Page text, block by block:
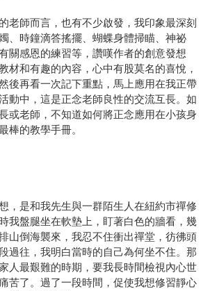
老師而言，也有不少啟發，我印象最深刻
、時鐘滴答搖擺、蝴蝶身體掃瞄、神祕
關感恩的練習等，讚嘆作者的創意發想
材和有趣的內容，心中有股莫名的喜悅，
後再看一次記下重點，馬上應用在我正帶
動中，這是正念老師良性的交流互長。如
或老師，不知道如何將正念應用在小孩身
棒的教學手冊。
，是和我先生與一群陌生人在紐約市禪修
我盤腿坐在軟墊上，盯著白色的牆看，幾
山倒海襲來，我忍不住衝出禪堂，彷彿頭
過往，我明白當時的自己為何坐不住。那
人最艱難的時期，要我長時間檢視內心世
苦了。過了一段時間，促使我想修習靜心